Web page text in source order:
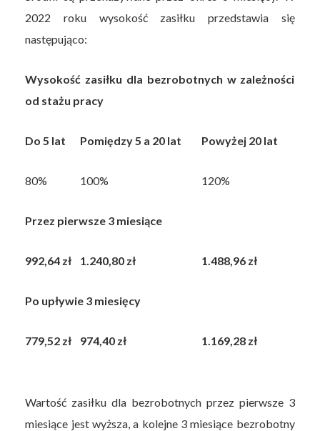
2022 roku wysokość zasiłku przedstawia się
następująco:
Wysokość zasiłku dla bezrobotnych w zależności
od stażu pracy
Do 5 lat Pomiędzy 5 a 20 lat Powyżej 20 lat
80% 100% 120%
Przez pierwsze 3 miesiące
992,64 zł 1.240,80 zł 1.488,96 zł
Po upływie 3 miesięcy
779,52 zł 974,40 zł 1.169,28 zł
Wartość zasiłku dla bezrobotnych przez pierwsze 3
miesiące jest wyższa, a kolejne 3 miesiące bezrobotny